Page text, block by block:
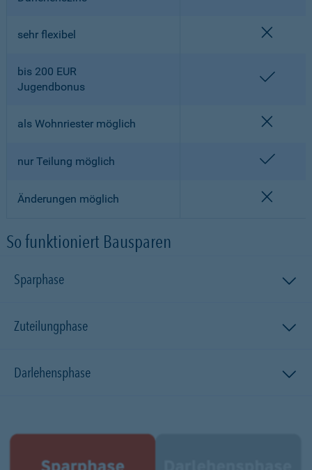
sehr flexibel
bis 200 EUR
Jugendbonus
als Wohnriester möglich
nur Teilung möglich
Änderungen möglich
So funktioniert Bausparen
Sparphase
Zuteilungphase
Darlehensphase